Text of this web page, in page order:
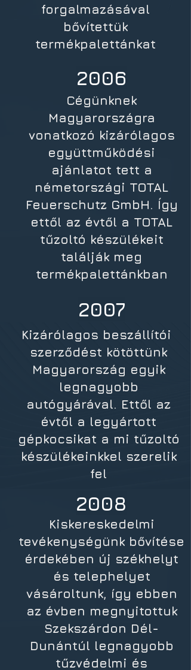
forgalmazásával
bővítettük
termékpalettánkat
Cégünknek
Magyarországra
vonatkozó kizárólagos
együttműködési
ajánlatot tett a
németországi TOTAL
Feuerschutz GmbH. Így
ettől az évtől a TOTAL
tűzoltó készülékeit
találják meg
termékpalettánkban
2006
2007
Kiskereskedelmi
tevékenységünk bővítése
érdekében új székhelyt
és telephelyet
vásároltunk, így ebben
az évben megnyitottuk
Szekszárdon Dél-
Dunántúl legnagyobb
tűzvédelmi és
2008
Kizárólagos beszállítói
szerződést kötöttünk
Magyarország egyik
legnagyobb
autógyárával. Ettől az
évtől a legyártott
gépkocsikat a mi tűzoltó
készülékeinkkel szerelik
fel